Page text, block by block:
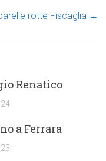
rotte Fiscaglia →
Renatico
a Ferrara